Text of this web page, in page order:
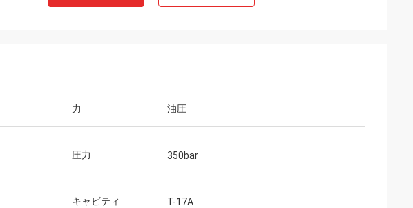
マイク
し、私達の協同を続ける。質パートナー!
力 油圧
圧力 350bar
キャビティ T-17A